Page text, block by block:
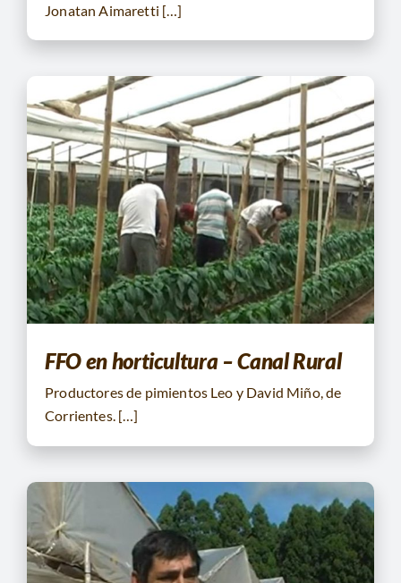
Jonatan Aimaretti […]
FFO en horticultura – Canal Rural
Productores de pimientos Leo y David Miño, de
Corrientes. […]